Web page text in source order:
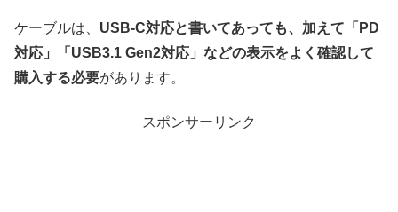
ケーブルは、 USB-C対応と書いてあっても、加えて「PD
対応」「USB3.1 Gen2対応」などの表示をよく確認して
購入する必要があります。
スポンサーリンク